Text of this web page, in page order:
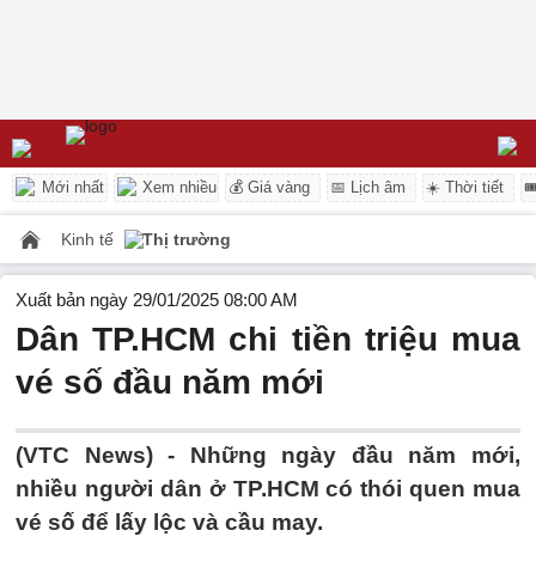
Mới nhất Xem nhiều 💰 Giá vàng 📅 Lịch âm ☀️ Thời tiết
Kinh tế Thị trường
Xuất bản ngày 29/01/2025 08:00 AM
Dân TP.HCM chi tiền triệu mua
vé số đầu năm mới
(VTC News) - Những ngày đầu năm mới,
nhiều người dân ở TP.HCM có thói quen mua
vé số để lấy lộc và cầu may.